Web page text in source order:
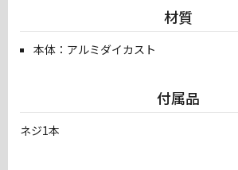
材質
本体：アルミダイカスト
付属品
ネジ1本